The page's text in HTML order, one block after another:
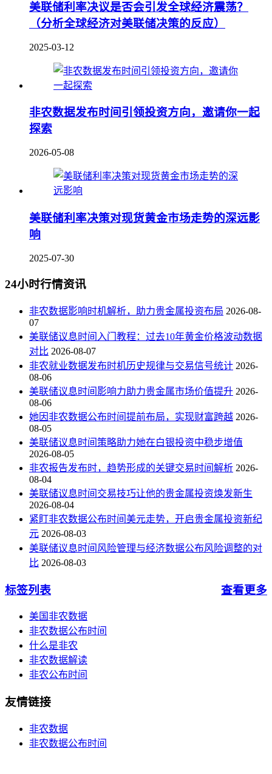
美联储利率决议是否会引发全球经济震荡？
（分析全球经济对美联储决策的反应）
2025-03-12
非农数据发布时间引领投资方向，邀请你一起
探索
2026-05-08
美联储利率决策对现货黄金市场走势的深远影
响
2025-07-30
24小时行情资讯
非农数据影响时机解析，助力贵金属投资布局 2026-08-
07
美联储议息时间入门教程：过去10年黄金价格波动数据
对比 2026-08-07
非农就业数据发布时机历史规律与交易信号统计 2026-
08-06
美联储议息时间影响力助力贵金属市场价值提升 2026-
08-06
她因非农数据公布时间提前布局，实现财富跨越 2026-
08-05
美联储议息时间策略助力她在白银投资中稳步增值
2026-08-05
非农报告发布时，趋势形成的关键交易时间解析 2026-
08-04
美联储议息时间交易技巧让他的贵金属投资焕发新生
2026-08-04
紧盯非农数据公布时间美元走势，开启贵金属投资新纪
元 2026-08-03
美联储议息时间风险管理与经济数据公布风险调整的对
比 2026-08-03
标签列表 查看更多
美国非农数据
非农数据公布时间
什么是非农
非农数据解读
非农公布时间
友情链接
非农数据
非农数据公布时间